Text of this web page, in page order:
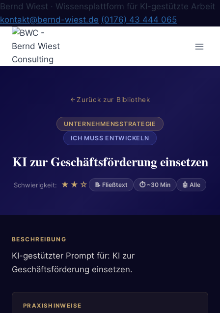
Bernd Wiest · Wissensplattform für KI-gestützte Arbeit
kontakt@bernd-wiest.de (0176) 43 444 065
Zum
Inhalt
springen
Zurück zur Bibliothek
UNTERNEHMENSSTRATEGIE
ICH MUSS ENTWICKELN
KI zur Geschäftsförderung einsetzen
Schwierigkeit: ★★☆ 📝 Fließtext ⏱ ~30 Min 🤖 Alle
BESCHREIBUNG
KI-gestützter Prompt für: KI zur
Geschäftsförderung einsetzen.
PRAXISHINWEISE